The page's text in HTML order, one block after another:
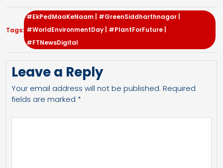
Tags:
#EkPedMaaKeNaam | #GreenSiddharthnagar |
#WorldEnvironmentDay | #PlantForFuture |
#FTNewsDigital
Leave a Reply
Your email address will not be published. Required
fields are marked *